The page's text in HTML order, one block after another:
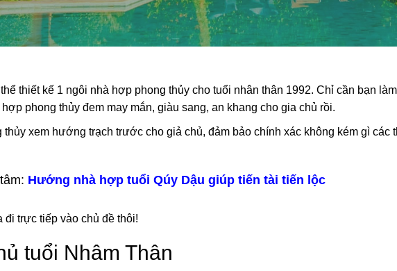
thiết kế 1 ngôi nhà hợp phong thủy cho tuổi nhân thân 1992. Chỉ cần bạn
phong thủy đem may mắn, giàu sang, an khang cho gia chủ rồi.
xem hướng trạch trước cho giả chủ, đảm bảo chính xác không kém gì các
Hướng nhà hợp tuổi Qúy Dậu giúp tiến tài tiến lộc
đi trực tiếp vào chủ đề thôi!
tuổi Nhâm Thân